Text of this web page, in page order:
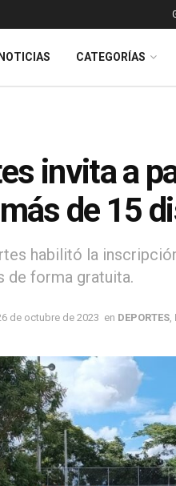
NOTICIAS CATEGORÍAS
invita a
de 15
habilitó la
de forma gratuita.
de octubre de 2023 en DEPORTES